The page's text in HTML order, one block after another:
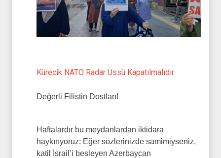
Kürecik NATO Radar Üssü Kapatılmalıdır
Değerli Filistin Dostları!
Haftalardır bu meydanlardan iktidara
haykırıyoruz: Eğer sözlerinizde samimiyseniz,
katil İsrail’i besleyen Azerbaycan